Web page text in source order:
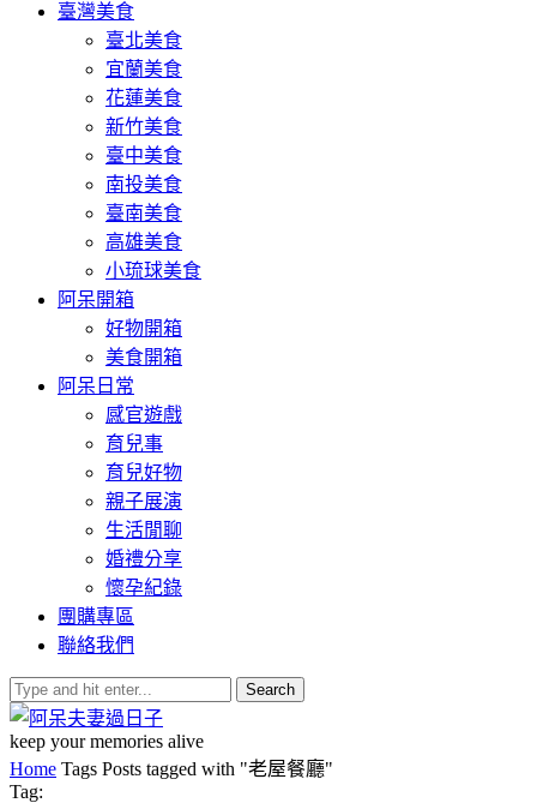
臺灣美食
臺北美食
宜蘭美食
花蓮美食
新竹美食
臺中美食
南投美食
臺南美食
高雄美食
小琉球美食
阿呆開箱
好物開箱
美食開箱
阿呆日常
感官遊戲
育兒事
育兒好物
親子展演
生活閒聊
婚禮分享
懷孕紀錄
團購專區
聯絡我們
Search
keep your memories alive
Home Tags Posts tagged with "老屋餐廳"
Tag: